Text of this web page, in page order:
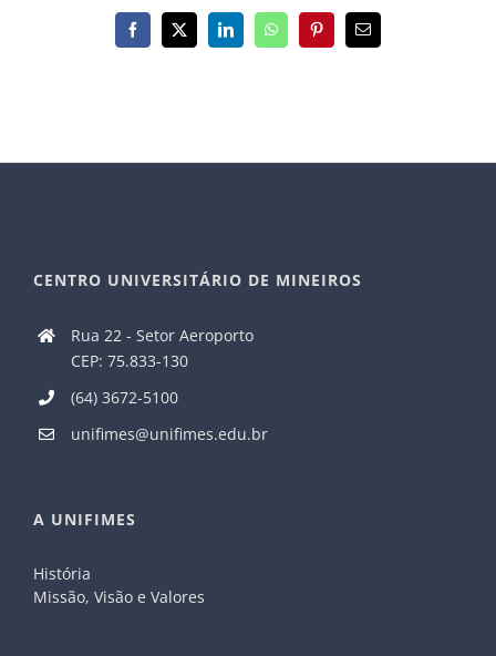
Facebook
X LinkedInWhatsAppPinterest
E-
mail
CENTRO UNIVERSITÁRIO DE MINEIROS
Rua 22 - Setor Aeroporto
CEP: 75.833-130
(64) 3672-5100
unifimes@unifimes.edu.br
A UNIFIMES
História
Missão, Visão e Valores